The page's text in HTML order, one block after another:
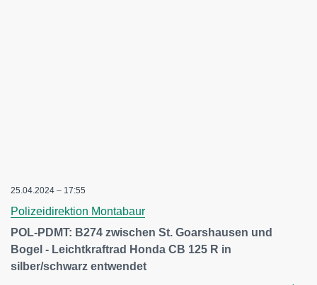
25.04.2024 – 17:55
Polizeidirektion Montabaur
POL-PDMT: B274 zwischen St. Goarshausen und
Bogel - Leichtkraftrad Honda CB 125 R in
silber/schwarz entwendet